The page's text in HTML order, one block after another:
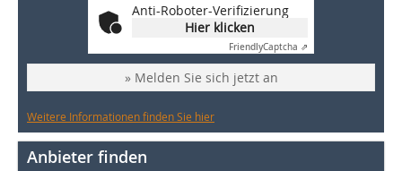
Anti-Roboter-Verifizierung
Hier klicken
FriendlyCaptcha ⇗
» Melden Sie sich jetzt an
Weitere Informationen finden Sie hier
Anbieter finden